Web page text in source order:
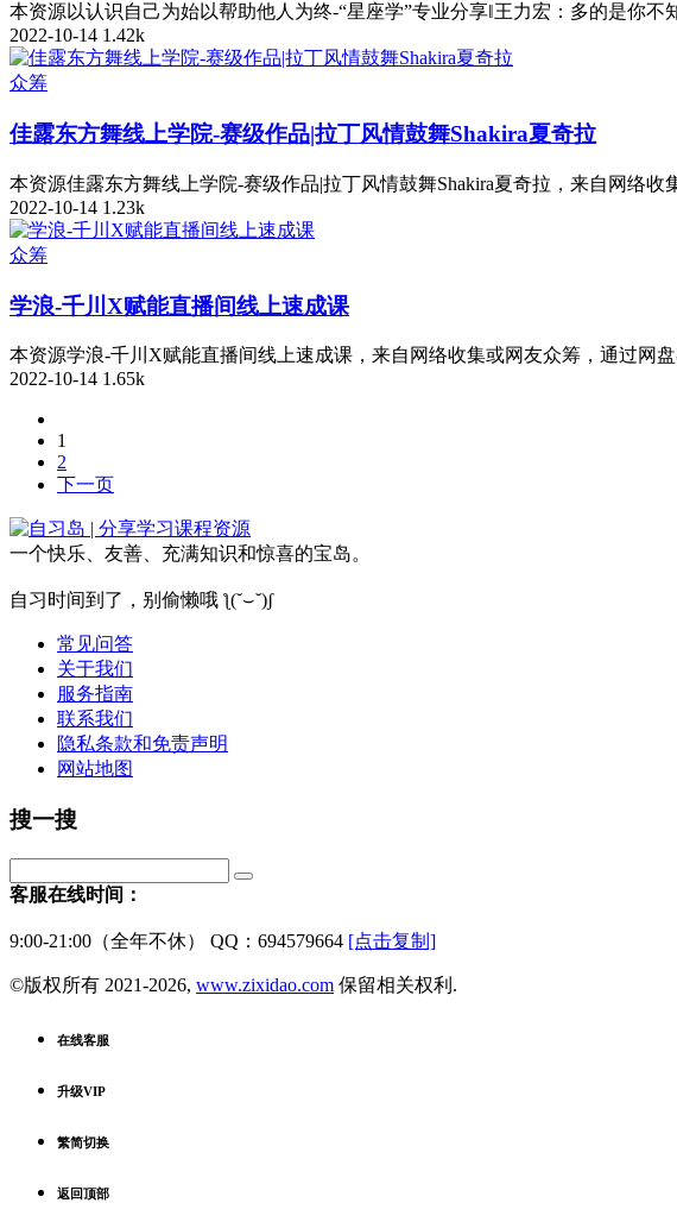
本资源以认识自己为始以帮助他人为终-“星座学”专业分享‖王力宏：多的是你
2022-10-14 1.42k
众筹
佳露东方舞线上学院-赛级作品|拉丁风情鼓舞Shakira夏奇拉
本资源佳露东方舞线上学院-赛级作品|拉丁风情鼓舞Shakira夏奇拉，来自网络
2022-10-14 1.23k
众筹
学浪-千川X赋能直播间线上速成课
本资源学浪-千川X赋能直播间线上速成课，来自网络收集或网友众筹，通过网
2022-10-14 1.65k
1
2
下一页
一个快乐、友善、充满知识和惊喜的宝岛。
自习时间到了，别偷懒哦 ƪ(˘⌣˘)ʃ
常见问答
关于我们
服务指南
联系我们
隐私条款和免责声明
网站地图
搜一搜
客服在线时间：
9:00-21:00（全年不休） QQ：694579664 [点击复制]
©版权所有 2021-2026, www.zixidao.com 保留相关权利.
在线客服
升级VIP
繁简切换
返回顶部